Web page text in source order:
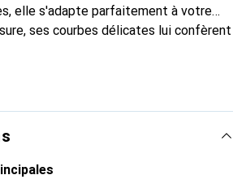
elle s'adapte parfaitement à votre
ses courbes délicates lui confèrent
votre smartphone. Reconnaître
un choix sûr pour une clientèle